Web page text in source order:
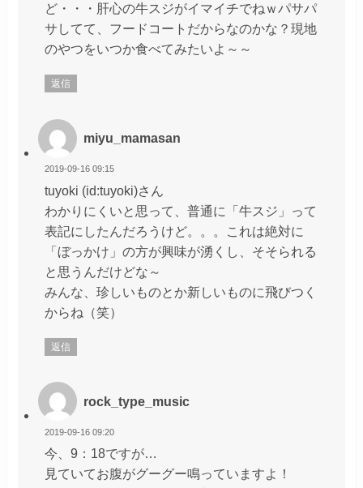
ど・・・肝心の牛スジがイマイチでねｗパサパ
サしてて、フードコートだからなのかな？現地
のやつをいつか食べてみたいよ～～
返信
miyu_mamasan
2019-09-16 09:15
tuyoki (id:tuyoki)さん
わかりにくいと思って、普通に「牛スジ」って
表記にしたんだろうけど。。。これは絶対に
「ぼっかけ」の方が興味が湧くし、そそられる
と思うんだけどな～
みんな、珍しいものとか新しいものに飛びつく
からね（笑）
返信
rock_type_music
2019-09-16 09:20
今、9：18ですが…
見ていてお腹がグーグー鳴っていますよ！